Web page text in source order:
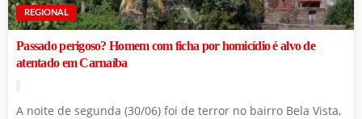
REGIONAL
Passado perigoso? Homem com ficha por homicídio é alvo de
atentado em Carnaíba
A noite de segunda (30/06) foi de terror no bairro Bela Vista,